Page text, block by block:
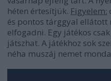
héten értesítjük. Figyelem:
és pontos tárggyal
elfogadni. Egy játékos
játszhat. A játékhoz sok
néha muszáj nemet